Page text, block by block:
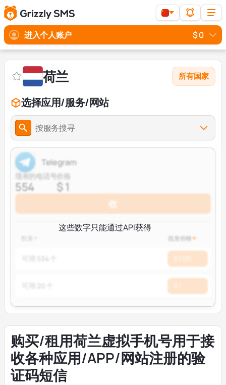
进入个人账户 $ 0
荷兰 所有国家
选择应用/服务/网站
按服务搜寻
Telegram
现有的电话号
554
价格
$ 1
收
数量 批发价格
可用 534 个
可用 20 个
这些数字只能通过API获得
购买/租用荷兰虚拟手机号用于接
收各种应用/APP/网站注册的验
证码短信